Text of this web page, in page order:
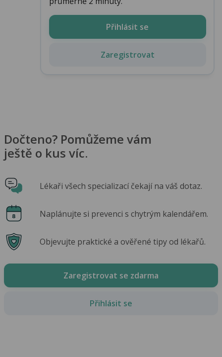
Přihlásit se
Zaregistrovat
Dočteno? Pomůžeme vám
ještě o kus víc.
Lékaři všech specializací čekají na váš dotaz.
Naplánujte si prevenci s chytrým kalendářem.
Objevujte praktické a ověřené tipy od lékařů.
Zaregistrovat se zdarma
Přihlásit se